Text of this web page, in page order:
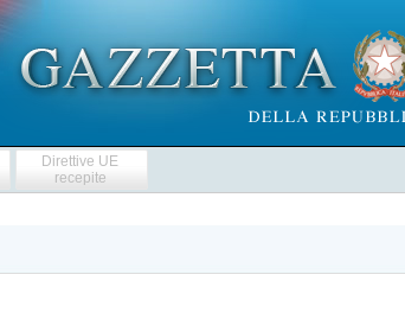
Direttive UE
recepite